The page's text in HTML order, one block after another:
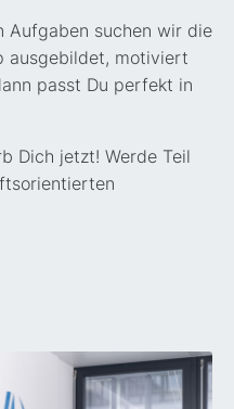
Aufgaben suchen wir die
ausgebildet, motiviert
passt Du perfekt in
Dich jetzt! Werde Teil